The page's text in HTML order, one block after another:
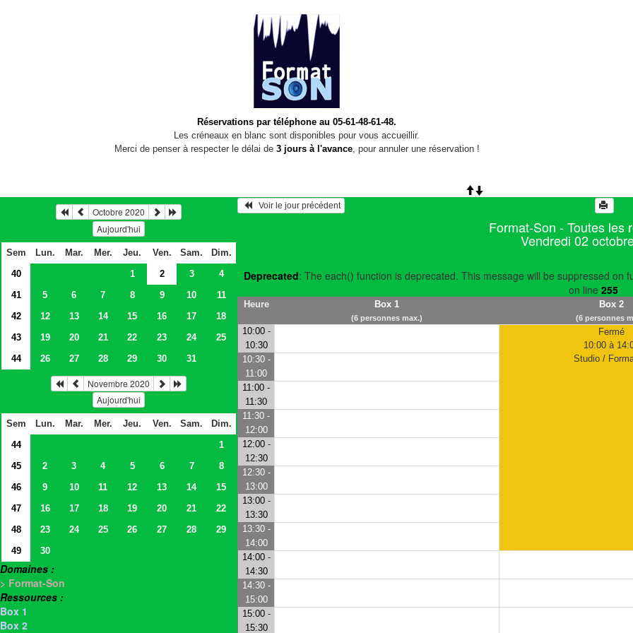
Réservations par téléphone au 05-61-48-61-48.
Les créneaux en blanc sont disponibles pour vous accueillir.
Merci de penser à respecter le délai de 3 jours à l'avance, pour annuler une réservation !
Octobre 2020
Aujourd'hui
Sem Lun. Mar. Mer. Jeu. Ven. Sam.
Dim.
40
1 2 3
4
41
5 6 7 8 9 10
11
42
12 13 14 15 16 17
18
43
19 20 21 22 23 24
25
44
26 27 28 29 30 31
Novembre 2020
Aujourd'hui
Sem Lun. Mar. Mer. Jeu. Ven. Sam.
Dim.
44
1
45
2 3 4 5 6 7
8
46
9 10 11 12 13 14
15
47
16 17 18 19 20 21
22
48
23 24 25 26 27 28
29
49
30
Domaines :
> Format-Son
Ressources :
Box 1
Box 2
   Voir le jour précédent
Format-Son - Toutes les
Vendredi 02
Deprecated: The each() function is deprecated. This message will be suppressed on
on line 255
Heure Box 1
(6 personnes max.)
Box 2
(6 personnes
10:00 -
10:30
Fermé
10:00 à
Studio /
10:30 -
11:00
11:00 -
11:30
11:30 -
12:00
12:00 -
12:30
12:30 -
13:00
13:00 -
13:30
13:30 -
14:00
14:00 -
14:30
14:30 -
15:00
15:00 -
15:30